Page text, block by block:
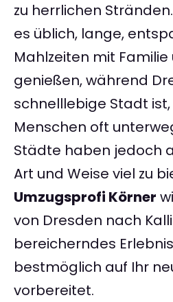
zu herrlichen
es üblich, lange,
Mahlzeiten mit Familie
genießen, während
schnelllebige Stadt
Menschen oft
Städte haben jedoch
Art und Weise viel zu
Umzugsprofi Körner
von Dresden nach
bereicherndes
bestmöglich auf Ihr
vorbereitet.